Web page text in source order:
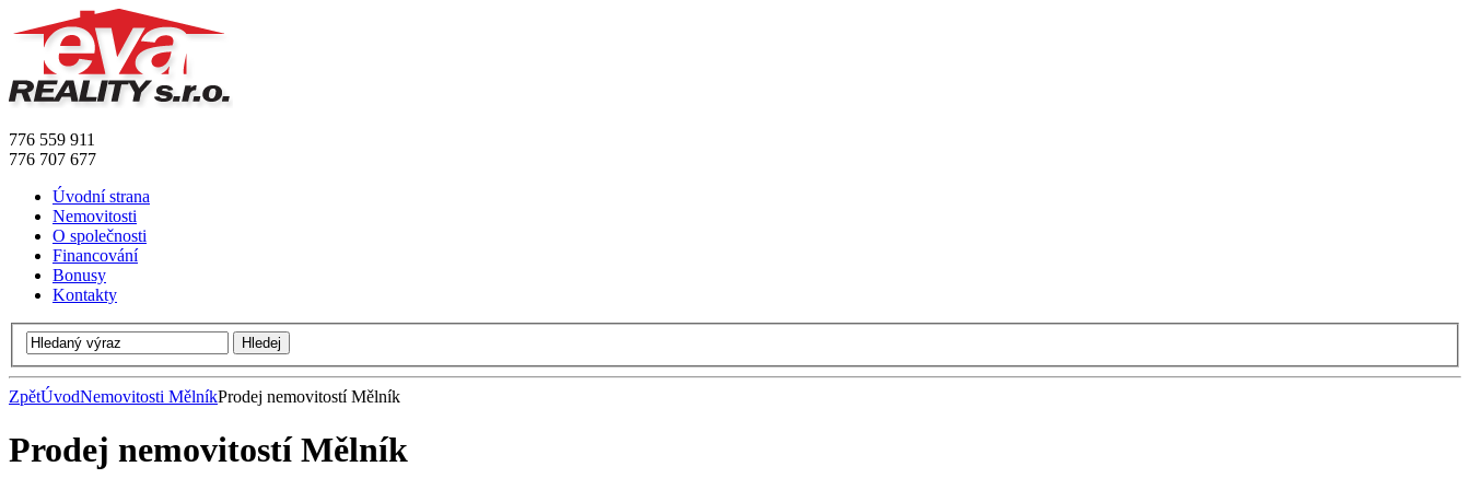
776 559 911
776 707 677
Úvodní strana
Nemovitosti
O společnosti
Financování
Bonusy
Kontakty
ZpětÚvodNemovitosti MělníkProdej nemovitostí Mělník
Prodej nemovitostí Mělník